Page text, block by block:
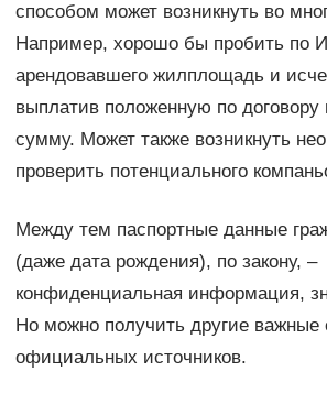
способом может возникнуть во
Например, хорошо бы пробить по
арендовавшего жилплощадь и
выплатив положенную по
сумму. Может также возникнуть
проверить потенциального
Между тем паспортные данные
(даже дата рождения), по закону, –
конфиденциальная информация,
Но можно получить другие важные
официальных источников.